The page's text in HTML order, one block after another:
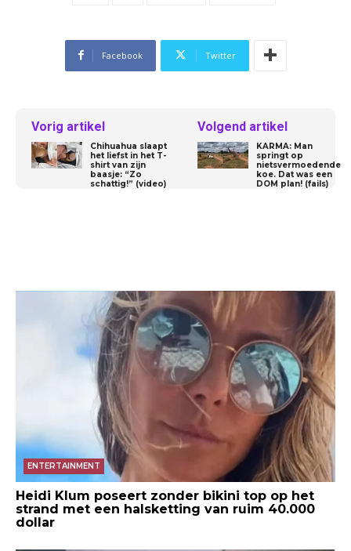
Facebook Twitter
Vorig artikel
Chihuahua slaapt
het liefst in het T-
shirt van zijn
baasje: “Zo
schattig!” (video)
Volgend artikel
KARMA: Man
springt op
nietsvermoedende
koe. Dat was een
DOM plan! (fails)
ENTERTAINMENT
Heidi Klum poseert zonder bikini top op het
strand met een halsketting van ruim 40.000
dollar